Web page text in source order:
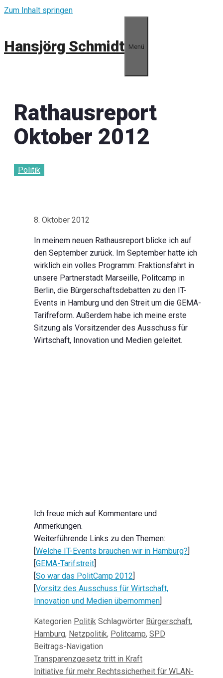
Zum Inhalt springen
Hansjörg Schmidt Menü
Rathausreport
Oktober 2012
Politik
8. Oktober 2012
In meinem neuen Rathausreport blicke ich auf
den September zurück. Im September hatte ich
wirklich ein volles Programm: Fraktionsfahrt in
unsere Partnerstadt Marseille, Politcamp in
Berlin, die Bürgerschaftsdebatten zu den IT-
Events in Hamburg und den Streit um die GEMA-
Tarifreform. Außerdem habe ich meine erste
Sitzung als Vorsitzender des Ausschuss für
Wirtschaft, Innovation und Medien geleitet.
Ich freue mich auf Kommentare und
Anmerkungen.
Weiterführende Links zu den Themen:
[Welche IT-Events brauchen wir in Hamburg?]
[GEMA-Tarifstreit]
[So war das PolitCamp 2012]
[Vorsitz des Ausschuss für Wirtschaft,
Innovation und Medien übernommen]
Kategorien Politik Schlagwörter Bürgerschaft,
Hamburg, Netzpolitik, Politcamp, SPD
Beitrags-Navigation
Transparenzgesetz tritt in Kraft
Initiative für mehr Rechtssicherheit für WLAN-